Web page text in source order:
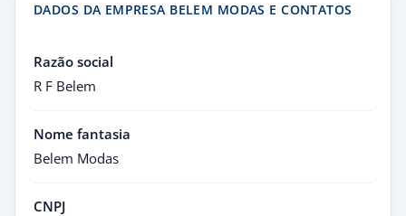
DADOS DA EMPRESA BELEM MODAS E CONTATOS
Razão social
R F Belem
Nome fantasia
Belem Modas
CNPJ